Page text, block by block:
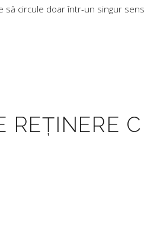
circule doar într-un singur
REȚINERE